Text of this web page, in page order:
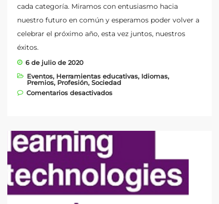
cada categoría. Miramos con entusiasmo hacia
nuestro futuro en común y esperamos poder volver a
celebrar el próximo año, esta vez juntos, nuestros
éxitos.
6 de julio de 2020
Eventos, Herramientas educativas, Idiomas,
Premios, Profesión, Sociedad
Comentarios desactivadosen ¡Nos han votado como una